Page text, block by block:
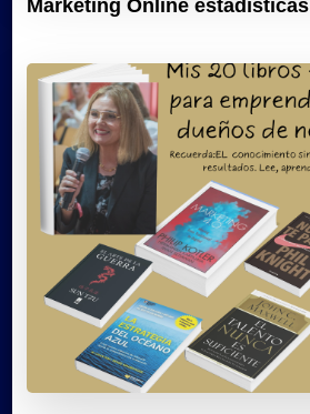
Marketing Online estadísticas